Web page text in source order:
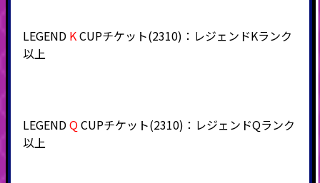
LEGEND KCUPチケット(2310)：レジェンドKランク
以上
LEGENDQCUPチケット(2310)：レジェンドQランク
以上